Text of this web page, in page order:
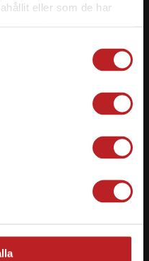
eller som de har
Dina köp är alltid